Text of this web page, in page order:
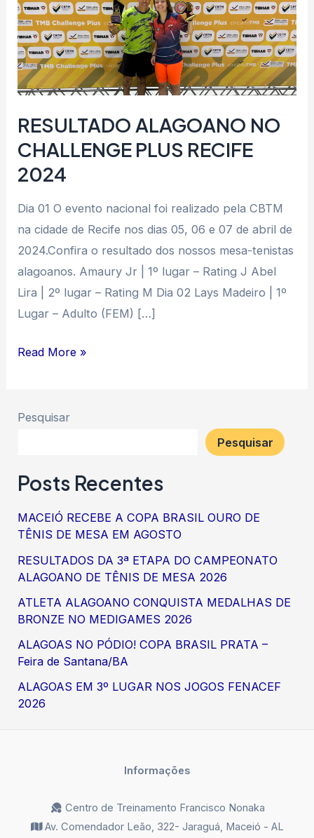
RESULTADO ALAGOANO NO
CHALLENGE PLUS RECIFE
2024
Dia 01 O evento nacional foi realizado pela CBTM
na cidade de Recife nos dias 05, 06 e 07 de abril de
2024.Confira o resultado dos nossos mesa-tenistas
alagoanos. Amaury Jr | 1º lugar – Rating J Abel
Lira | 2º lugar – Rating M Dia 02 Lays Madeiro | 1º
Lugar – Adulto (FEM) […]
2024
Read More »
Pesquisar
Pesquisar
Posts Recentes
MACEIÓ RECEBE A COPA BRASIL OURO DE
TÊNIS DE MESA EM AGOSTO
RESULTADOS DA 3ª ETAPA DO CAMPEONATO
ALAGOANO DE TÊNIS DE MESA 2026
ATLETA ALAGOANO CONQUISTA MEDALHAS DE
BRONZE NO MEDIGAMES 2026
ALAGOAS NO PÓDIO! COPA BRASIL PRATA –
Feira de Santana/BA
ALAGOAS EM 3º LUGAR NOS JOGOS FENACEF
2026
Informações
Centro de Treinamento Francisco Nonaka
Av. Comendador Leão, 322- Jaraguá, Maceió - AL